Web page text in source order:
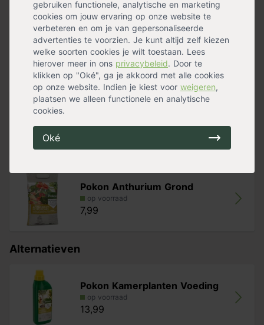
gebruiken functionele, analytische en marketing
cookies om jouw ervaring op onze website te
verbeteren en om je van gepersonaliseerde
advertenties te voorzien. Je kunt altijd zelf kiezen
welke soorten cookies je wilt toestaan. Lees
hierover meer in ons privacybeleid. Door te
klikken op "Oké", ga je akkoord met alle cookies
op onze website. Indien je kiest voor weigeren,
plaatsen we alleen functionele en analytische
cookies.
Oké
- Zet je anthurium op een lichte standplaats, maar niet in
de volle zon.
- Geef in de zomer veel water, maar in de winter juist
weinig. Maak de kamerplant één keer per week vochtig
door te sproeien of neem de bladeren af met een
vochtige doek.
- Wil je jouw anthurium verpotten? Doe dit dan in het
voorjaar. Gebruik hiervoor Pokon Anthurium Grond.
Rode flamingoplant
op voorraad
17,99
Pokon Anthurium Grond
op voorraad
7,99
Alternatieven
Pokon Kamerplanten Voeding
op voorraad
13,99